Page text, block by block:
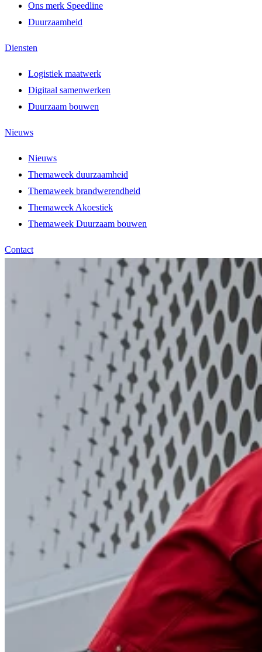
Ons merk Speedline
Duurzaamheid
Diensten
Logistiek maatwerk
Digitaal samenwerken
Duurzaam bouwen
Nieuws
Nieuws
Themaweek duurzaamheid
Themaweek brandwerendheid
Themaweek Akoestiek
Themaweek Duurzaam bouwen
Contact